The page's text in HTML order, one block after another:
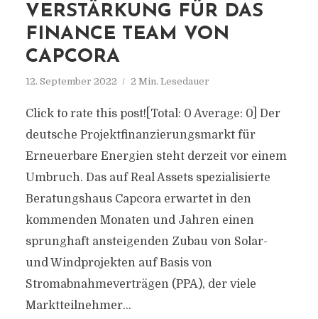
VERSTÄRKUNG FÜR DAS
FINANCE TEAM VON
CAPCORA
12. September 2022 2 Min. Lesedauer
Click to rate this post![Total: 0 Average: 0] Der
deutsche Projektfinanzierungsmarkt für
Erneuerbare Energien steht derzeit vor einem
Umbruch. Das auf Real Assets spezialisierte
Beratungshaus Capcora erwartet in den
kommenden Monaten und Jahren einen
sprunghaft ansteigenden Zubau von Solar-
und Windprojekten auf Basis von
Stromabnahmeverträgen (PPA), der viele
Marktteilnehmer...